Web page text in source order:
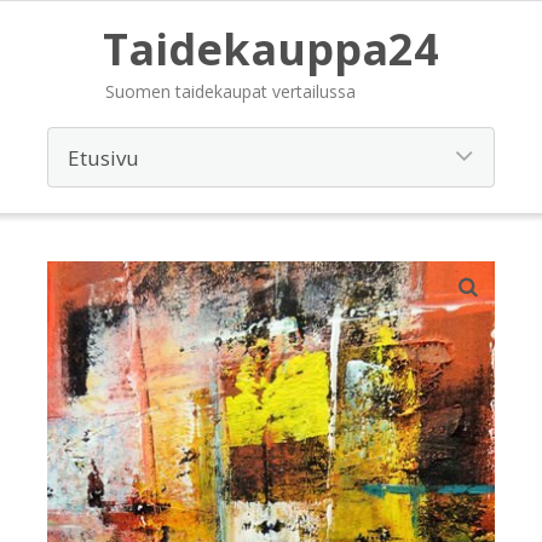
Taidekauppa24
Suomen taidekaupat vertailussa